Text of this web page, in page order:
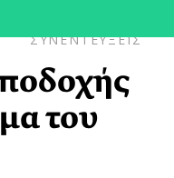
ΣΥΝΕΝΤΕΥΞΕΙΣ
του